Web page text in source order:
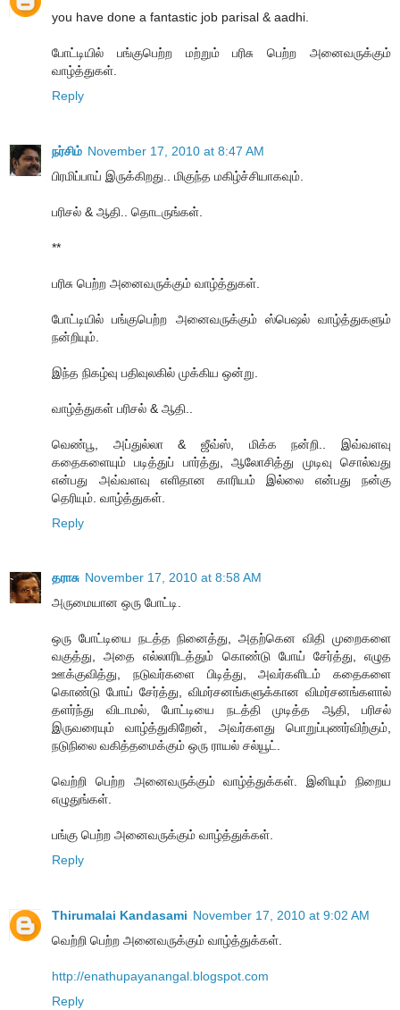
you have done a fantastic job parisal & aadhi.
போட்டியில் பங்குபெற்ற மற்றும் பரிசு பெற்ற அனைவருக்கும்
வாழ்த்துகள்.
Reply
நர்சிம் November 17, 2010 at 8:47 AM
பிரமிப்பாய் இருக்கிறது.. மிகுந்த மகிழ்ச்சியாகவும்.
பரிசல் & ஆதி.. தொடருங்கள்.
**
பரிசு பெற்ற அனைவருக்கும் வாழ்த்துகள்.
போட்டியில் பங்குபெற்ற அனைவருக்கும் ஸ்பெஷல் வாழ்த்துகளும்
நன்றியும்.
இந்த நிகழ்வு பதிவுலகில் முக்கிய ஒன்று.
வாழ்த்துகள் பரிசல் & ஆதி..
வெண்பூ, அப்துல்லா & ஜீவ்ஸ், மிக்க நன்றி.. இவ்வளவு
கதைகளையும் படித்துப் பார்த்து, ஆலோசித்து முடிவு சொல்வது
என்பது அவ்வளவு எளிதான காரியம் இல்லை என்பது நன்கு
தெரியும். வாழ்த்துகள்.
Reply
தராசு November 17, 2010 at 8:58 AM
அருமையான ஒரு போட்டி.
ஒரு போட்டியை நடத்த நினைத்து, அதற்கென விதி முறைகளை
வகுத்து, அதை எல்லாரிடத்தும் கொண்டு போய் சேர்த்து, எழுத
ஊக்குவித்து, நடுவர்களை பிடித்து, அவர்களிடம் கதைகளை
கொண்டு போய் சேர்த்து, விமர்சனங்களுக்கான விமர்சனங்களால்
தளர்ந்து விடாமல், போட்டியை நடத்தி முடித்த ஆதி, பரிசல்
இருவரையும் வாழ்த்துகிறேன், அவர்களது பொறுப்புணர்விற்கும்,
நடுநிலை வகித்தமைக்கும் ஒரு ராயல் சல்யூட்.
வெற்றி பெற்ற அனைவருக்கும் வாழ்த்துக்கள். இனியும் நிறைய
எழுதுங்கள்.
பங்கு பெற்ற அனைவருக்கும் வாழ்த்துக்கள்.
Reply
Thirumalai Kandasami November 17, 2010 at 9:02 AM
வெற்றி பெற்ற அனைவருக்கும் வாழ்த்துக்கள்.
http://enathupayanangal.blogspot.com
Reply